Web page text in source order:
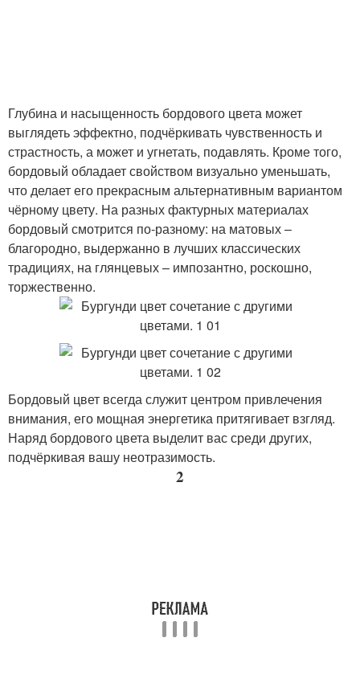
Глубина и насыщенность бордового цвета может
выглядеть эффектно, подчёркивать чувственность и
страстность, а может и угнетать, подавлять. Кроме того,
бордовый обладает свойством визуально уменьшать,
что делает его прекрасным альтернативным вариантом
чёрному цвету. На разных фактурных материалах
бордовый смотрится по-разному: на матовых –
благородно, выдержанно в лучших классических
традициях, на глянцевых – импозантно, роскошно,
торжественно.
Бордовый цвет всегда служит центром привлечения
внимания, его мощная энергетика притягивает взгляд.
Наряд бордового цвета выделит вас среди других,
подчёркивая вашу неотразимость.
2